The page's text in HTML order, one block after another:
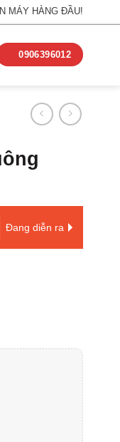
MÁY HÀNG ĐẦU!
0906396012
Đang diễn ra